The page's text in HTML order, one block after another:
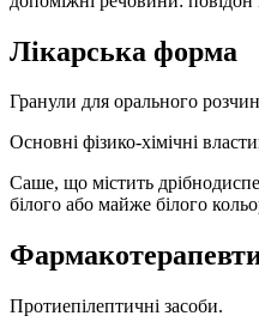
Лікарська форма
Гранули для орального
Основні фізико-хімічні
Саше, що містить
білого або майже білого
Протиепілептичні засоби.